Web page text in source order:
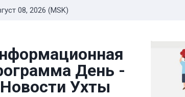
08, 2026 (MSK)
День -
Новости Ухты